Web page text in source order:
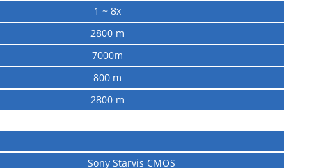
1 ~ 8x
2800 m
7000m
800 m
2800 m
Sony Starvis CMOS